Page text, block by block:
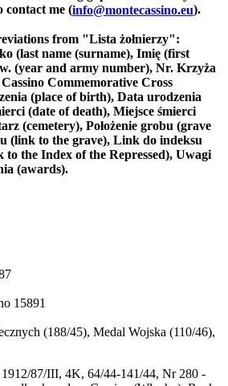
contact me (info@montecassino.eu).
from "Lista żołnierzy":
(last name (surname), Imię (first
(year and army number), Nr. Krzyża
Commemorative Cross
(place of birth), Data urodzenia
(date of death), Miejsce śmierci
(cemetery), Położenie grobu (grave
(link to the grave), Link do indeksu
the Index of the Repressed), Uwagi
(awards).
15891
(188/45), Medal Wojska (110/46),
87/III, 4K, 64/44-141/44, Nr 280 -